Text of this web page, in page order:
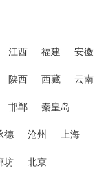
江西 福建
安徽
陕西 西藏
云南
邯郸
秦皇岛
德 沧州
上海
坊 北京